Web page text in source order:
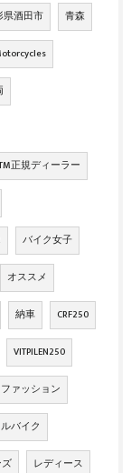
県酒田市 青森
正規ディーラー
バイク女子
オススメ
納車 CRF250
VITPILEN250
ァッション
バイク
レディース